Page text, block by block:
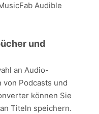
Audible
und
an Audio-
Podcasts und
können Sie
Titeln speichern.